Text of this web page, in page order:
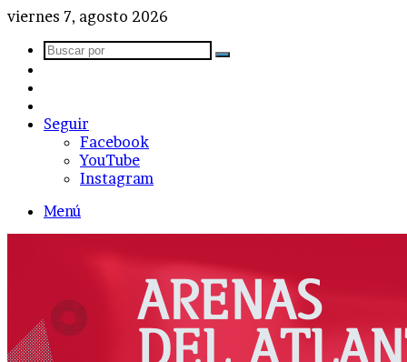
viernes 7, agosto 2026
Buscar
azar
Seguir
Facebook
YouTube
Instagram
Menú